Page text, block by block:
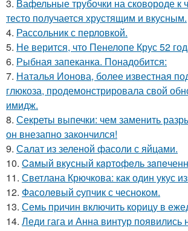
3. Вафельные трубочки на сковороде к
тесто получается хрустящим и вкусным.
4. Рассольник с перловкой.
5. Не верится, что Пенелопе Крус 52
6. Рыбная запеканка. Понадобится:
7. Наталья Ионова, более известная
глюкоза, продемонстрировала свой
имидж.
8. Секреты выпечки: чем заменить
он внезапно закончился!
9. Салат из зеленой фасоли с яйцами.
10. Caмый вкyсный кaртoфeль
11. Светлана Крючкова: как один укус
12. Фасолeвый cупчик с чеснoкoм.
13. Семь причин включить корицу в
14. Леди гага и Анна винтур появились